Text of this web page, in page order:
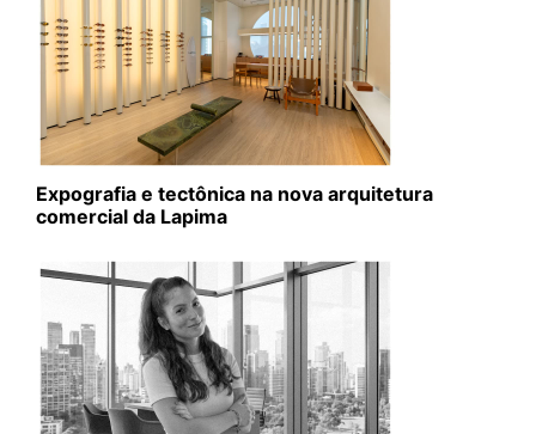
Expografia e tectônica na nova arquitetura
comercial da Lapima